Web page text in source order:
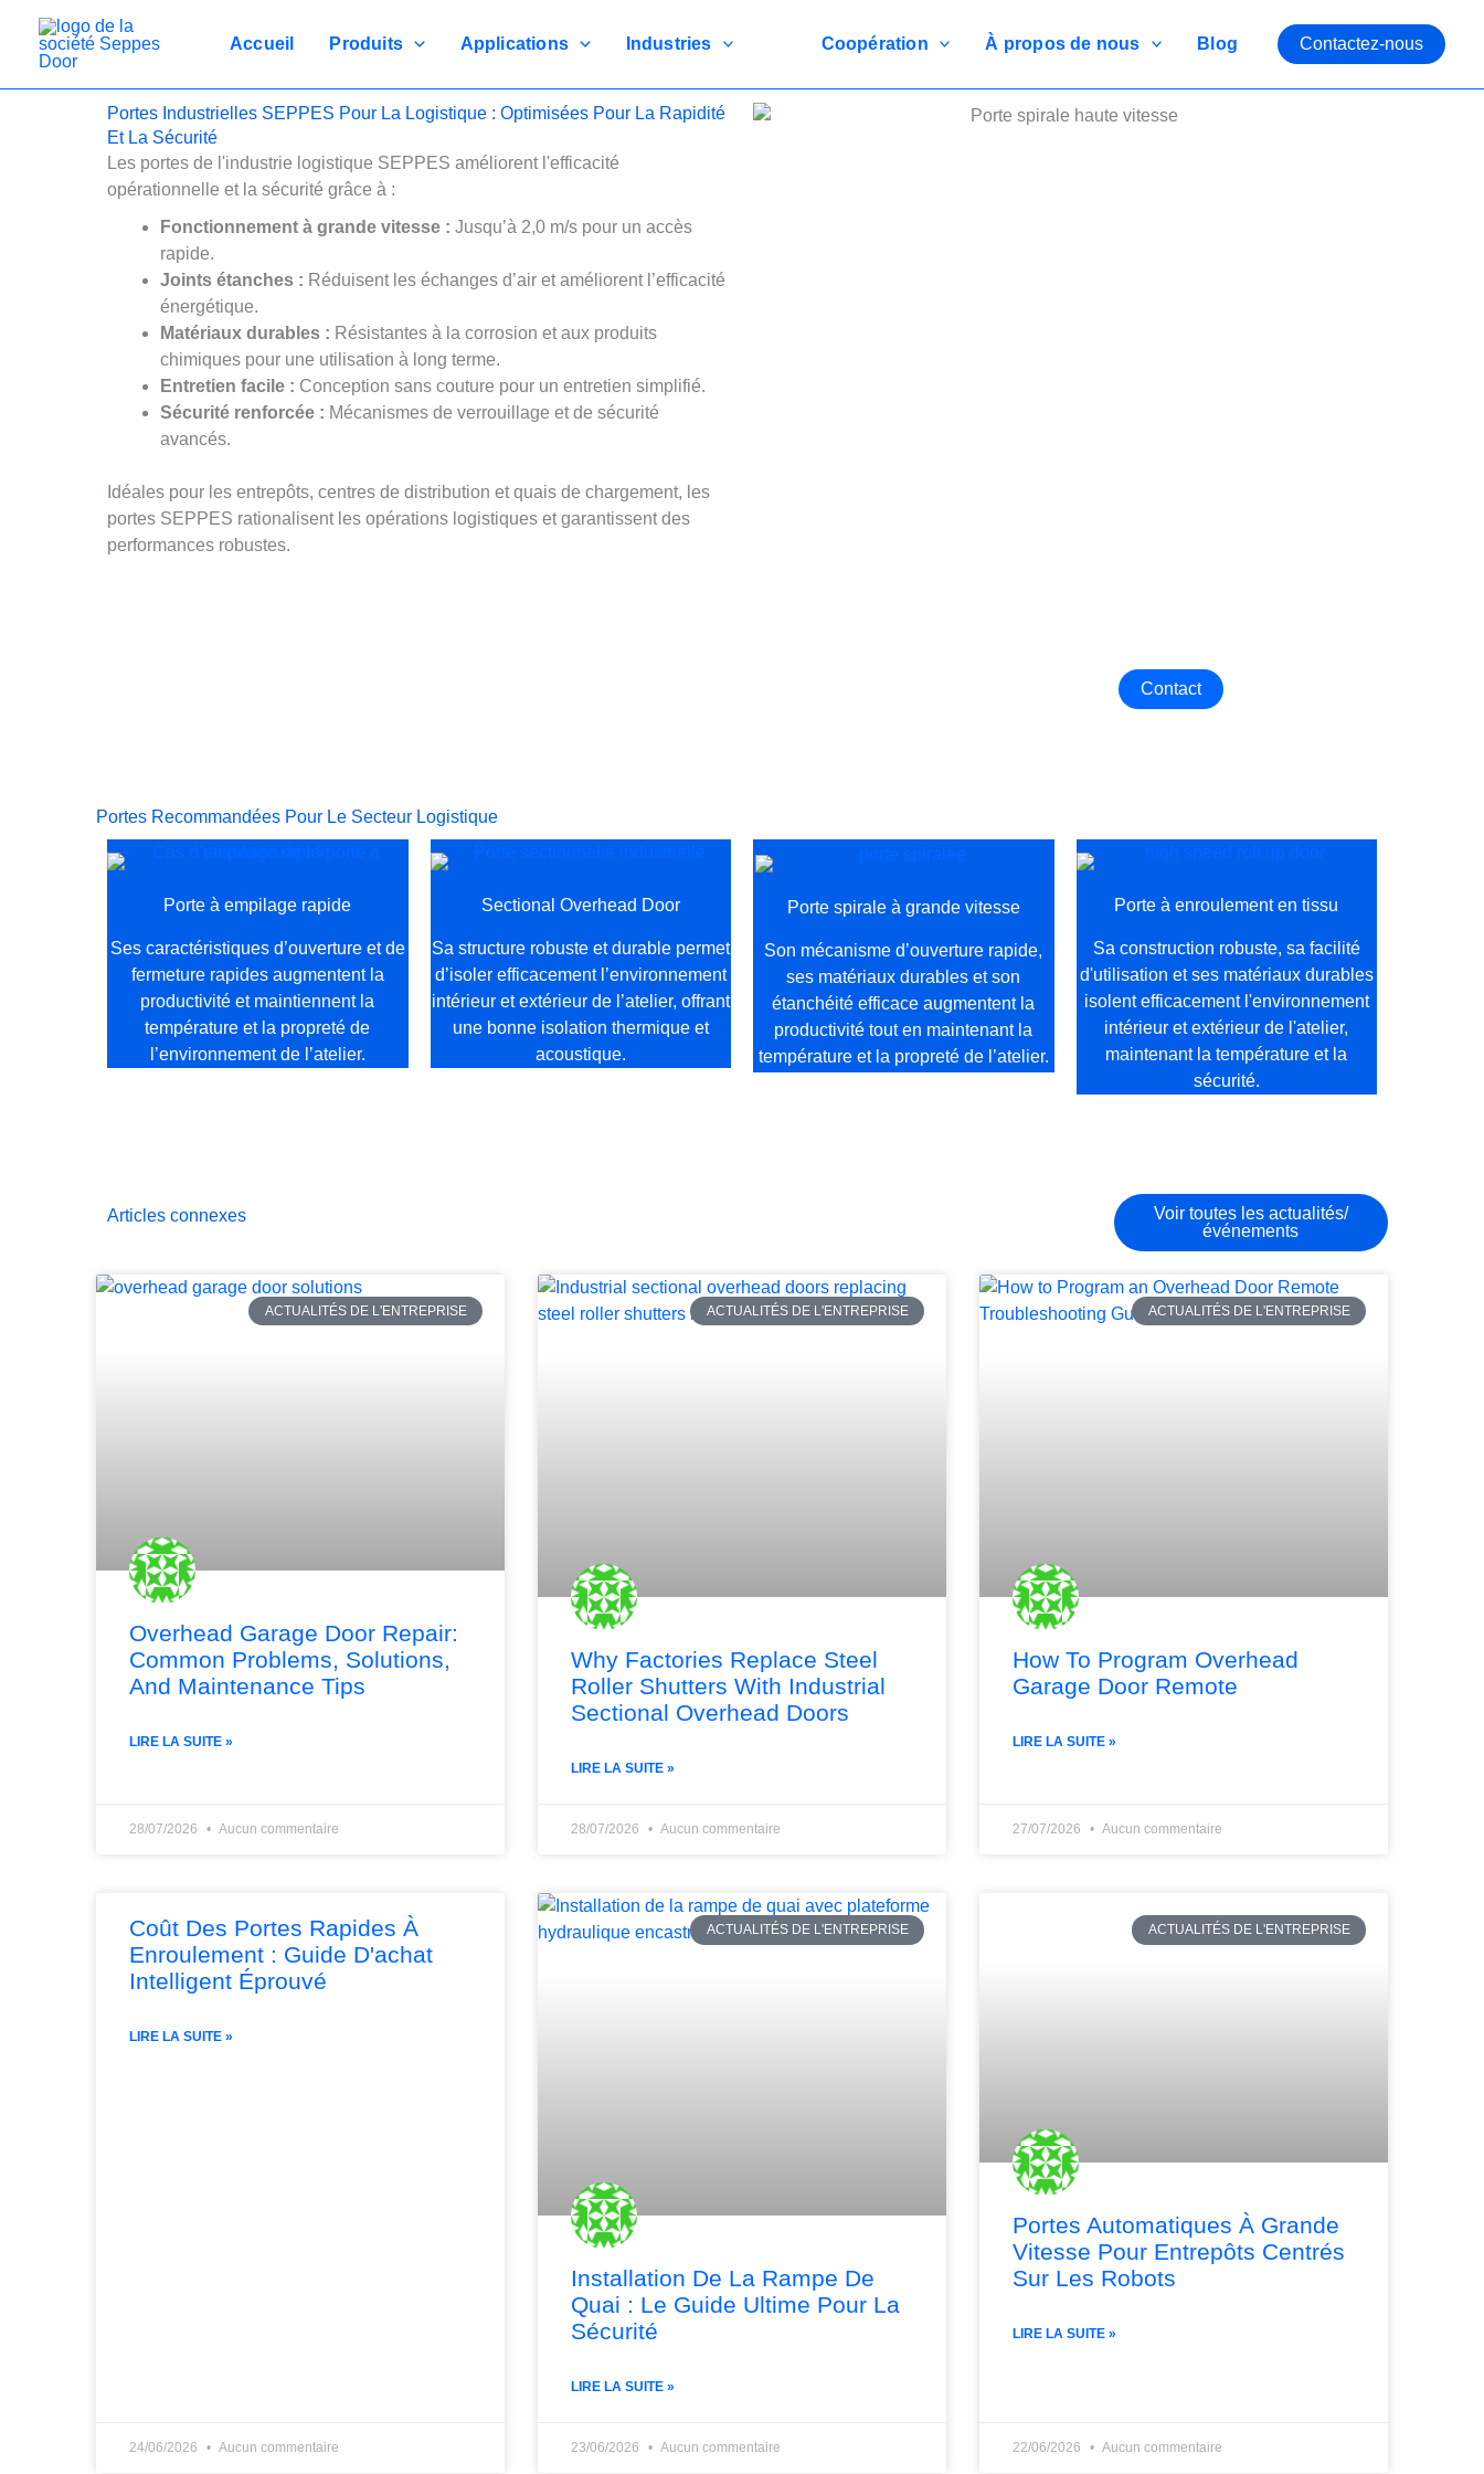
contenu
Accueil Produits Applications Industries Coopération À propos de nous Blog Contactez-nous
Portes Industrielles SEPPES Pour La Logistique : Optimisées Pour La Rapidité
Et La Sécurité
Les portes de l'industrie logistique SEPPES améliorent l'efficacité
opérationnelle et la sécurité grâce à :
Fonctionnement à grande vitesse : Jusqu’à 2,0 m/s pour un accès
rapide.
Joints étanches : Réduisent les échanges d’air et améliorent l’efficacité
énergétique.
Matériaux durables : Résistantes à la corrosion et aux produits
chimiques pour une utilisation à long terme.
Entretien facile : Conception sans couture pour un entretien simplifié.
Sécurité renforcée : Mécanismes de verrouillage et de sécurité
avancés.
Idéales pour les entrepôts, centres de distribution et quais de chargement, les
portes SEPPES rationalisent les opérations logistiques et garantissent des
performances robustes.
Contact
Portes Recommandées Pour Le Secteur Logistique
Porte à empilage rapide
Ses caractéristiques d’ouverture et de
fermeture rapides augmentent la
productivité et maintiennent la
température et la propreté de
l’environnement de l’atelier.
Sectional Overhead Door
Sa structure robuste et durable permet
d’isoler efficacement l’environnement
intérieur et extérieur de l’atelier, offrant
une bonne isolation thermique et
acoustique.
Porte spirale à grande vitesse
Son mécanisme d’ouverture rapide,
ses matériaux durables et son
étanchéité efficace augmentent la
productivité tout en maintenant la
température et la propreté de l’atelier.
Porte à enroulement en tissu
Sa construction robuste, sa facilité
d'utilisation et ses matériaux durables
isolent efficacement l'environnement
intérieur et extérieur de l'atelier,
maintenant la température et la
sécurité.
Articles connexes
Voir toutes les actualités/
événements
ACTUALITÉS DE L'ENTREPRISE
Overhead Garage Door Repair:
Common Problems, Solutions,
And Maintenance Tips
LIRE LA SUITE »
28/07/2026 Aucun commentaire
ACTUALITÉS DE L'ENTREPRISE
Why Factories Replace Steel
Roller Shutters With Industrial
Sectional Overhead Doors
LIRE LA SUITE »
28/07/2026 Aucun commentaire
ACTUALITÉS DE L'ENTREPRISE
How To Program Overhead
Garage Door Remote
LIRE LA SUITE »
27/07/2026 Aucun commentaire
Coût Des Portes Rapides À
Enroulement : Guide D'achat
Intelligent Éprouvé
LIRE LA SUITE »
24/06/2026 Aucun commentaire
ACTUALITÉS DE L'ENTREPRISE
Installation De La Rampe De
Quai : Le Guide Ultime Pour La
Sécurité
LIRE LA SUITE »
23/06/2026 Aucun commentaire
ACTUALITÉS DE L'ENTREPRISE
Portes Automatiques À Grande
Vitesse Pour Entrepôts Centrés
Sur Les Robots
LIRE LA SUITE »
22/06/2026 Aucun commentaire